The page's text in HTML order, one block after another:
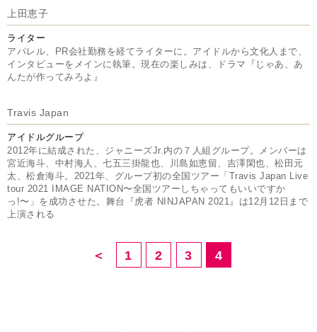
上田恵子
ライター
アパレル、PR会社勤務を経てライターに。アイドルから文化人まで、
インタビューをメインに執筆。現在の楽しみは、ドラマ『じゃあ、あ
んたが作ってみろよ』
Travis Japan
アイドルグループ
2012年に結成された、ジャニーズJr.内の７人組グループ。メンバーは
宮近海斗、中村海人、七五三掛龍也、川島如恵留、吉澤閑也、松田元
太、松倉海斗。2021年、グループ初の全国ツアー「Travis Japan Live
tour 2021 IMAGE NATION〜全国ツアーしちゃってもいいですか
っ!〜」を成功させた。舞台『虎者 NINJAPAN 2021』は12月12日まで
上演される
＜ 1 2 3 4